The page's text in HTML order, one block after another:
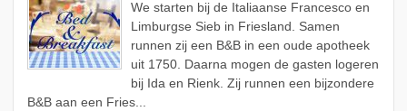
We starten bij de Italiaanse Francesco en
Limburgse Sieb in Friesland. Samen
runnen zij een B&B in een oude apotheek
uit 1750. Daarna mogen de gasten logeren
bij Ida en Rienk. Zij runnen een bijzondere
B&B aan een Fries...